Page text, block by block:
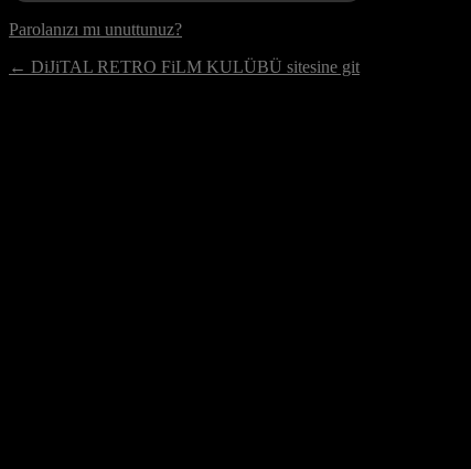
Parolanızı mı unuttunuz?
← DiJiTAL RETRO FiLM KULÜBÜ sitesine git